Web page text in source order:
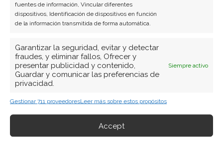
fuentes de información, Vincular diferentes
dispositivos, Identificación de dispositivos en función
de la información transmitida de forma automática.
Garantizar la seguridad, evitar y detectar
fraudes, y eliminar fallos, Ofrecer y
presentar publicidad y contenido,
Guardar y comunicar las preferencias de
privacidad.
Siempre activo
Gestionar 711 proveedoresLeer más sobre estos propósitos
Accept
BUSCAR